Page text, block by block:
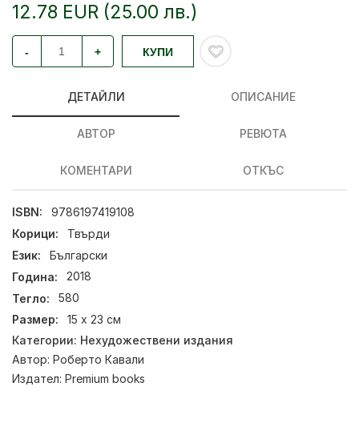
12.78 EUR (25.00 лв.)
- + КУПИ
ДЕТАЙЛИ ОПИСАНИЕ
АВТОР РЕВЮТА
КОМЕНТАРИ ОТКЪС
ISBN:
9786197419108
Корици:
Твърди
Език:
Български
Година:
2018
Тегло:
580
Размер:
15 х 23 см
Категории: Нехудожествени издания
Автор: Роберто Кавали
Издател: Premium books